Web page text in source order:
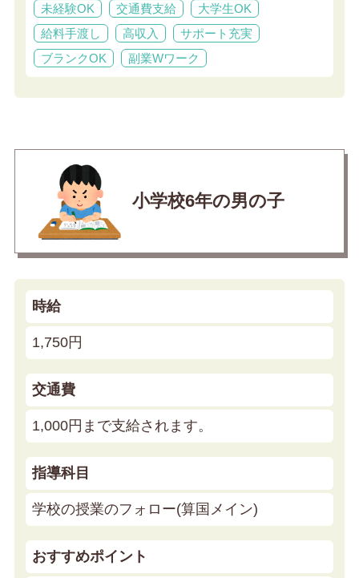
未経験OK 交通費支給
大学生OK
給料手渡し
高収入
サポート充実
ブランクOK
副業Wワーク
小学校6年の男の子
時給
1,750円
交通費
1,000円まで支給されます。
指導科目
学校の授業のフォロー(算国メイン)
おすすめポイント